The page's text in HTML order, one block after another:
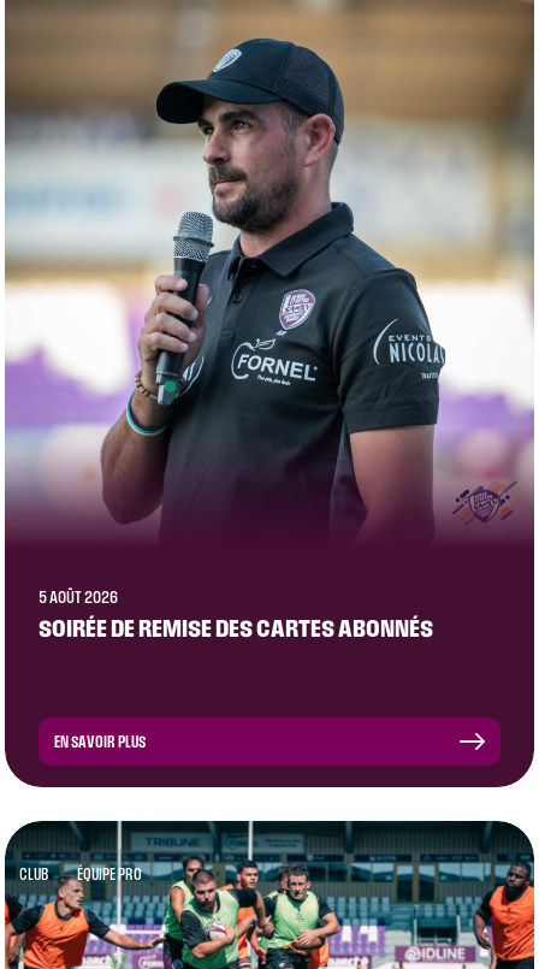
5 AOÛT 2026
SOIRÉE DE REMISE DES CARTES ABONNÉS
EN SAVOIR PLUS
CLUB ÉQUIPE PRO